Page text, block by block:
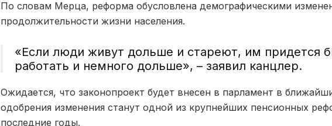
По словам Мерца, реформа обусловлена демографическими
продолжительности жизни населения.
«Если люди живут дольше и стареют, им придется
работать и немного дольше», – заявил канцлер.
Ожидается, что законопроект будет внесен в парламент в
одобрения изменения станут одной из крупнейших пенсионных
последние годы.